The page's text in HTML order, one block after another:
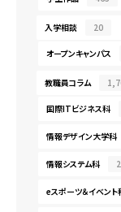
入学相談 20
オープンキャンパス
教職員コラム
国際ITビジネス科
情報デザイン大学科
情報システム科
eスポーツ＆イベント